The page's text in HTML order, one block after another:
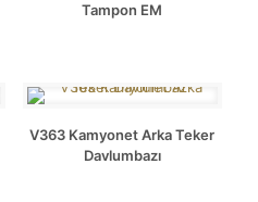
Tampon EM
V363 Kamyonet Arka Teker
Davlumbazı